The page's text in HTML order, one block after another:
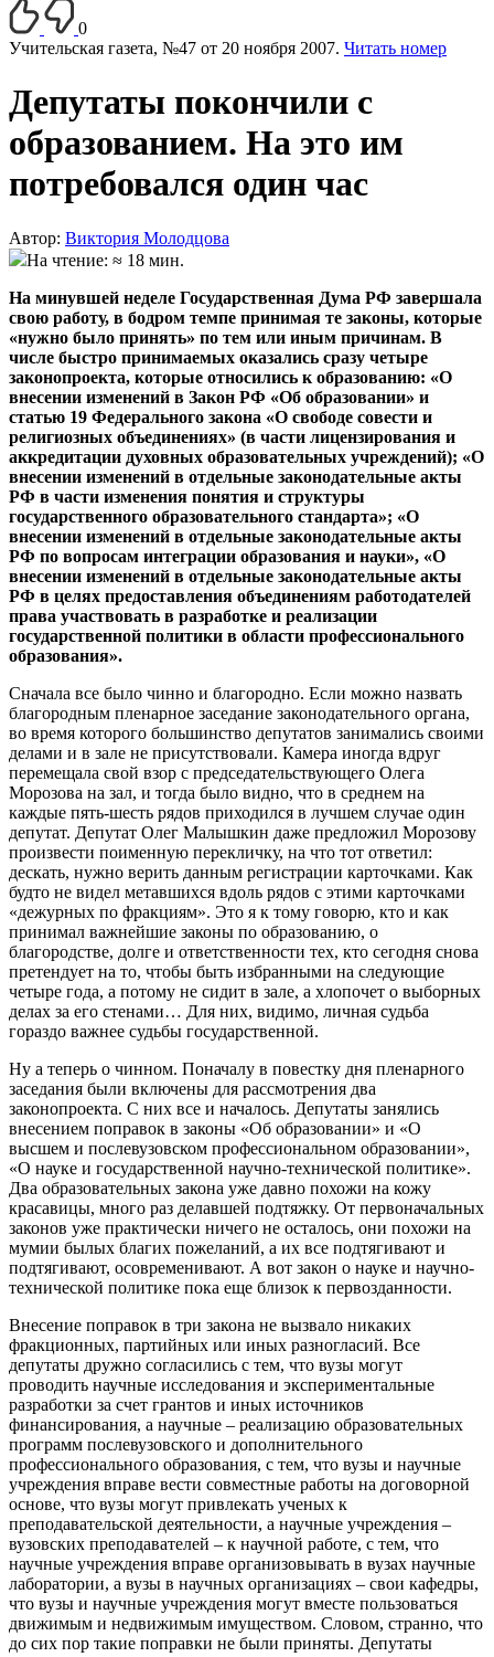
0
Учительская газета, №47 от 20 ноября 2007. Читать номер
Депутаты покончили с
образованием. На это им
потребовался один час
Автор: Виктория Молодцова
На чтение: ≈ 18 мин.
На минувшей неделе Государственная Дума РФ завершала
свою работу, в бодром темпе принимая те законы, которые
«нужно было принять» по тем или иным причинам. В
числе быстро принимаемых оказались сразу четыре
законопроекта, которые относились к образованию: «О
внесении изменений в Закон РФ «Об образовании» и
статью 19 Федерального закона «О свободе совести и
религиозных объединениях» (в части лицензирования и
аккредитации духовных образовательных учреждений); «О
внесении изменений в отдельные законодательные акты
РФ в части изменения понятия и структуры
государственного образовательного стандарта»; «О
внесении изменений в отдельные законодательные акты
РФ по вопросам интеграции образования и науки», «О
внесении изменений в отдельные законодательные акты
РФ в целях предоставления объединениям работодателей
права участвовать в разработке и реализации
государственной политики в области профессионального
образования».
Сначала все было чинно и благородно. Если можно назвать
благородным пленарное заседание законодательного органа,
во время которого большинство депутатов занимались своими
делами и в зале не присутствовали. Камера иногда вдруг
перемещала свой взор с председательствующего Олега
Морозова на зал, и тогда было видно, что в среднем на
каждые пять-шесть рядов приходился в лучшем случае один
депутат. Депутат Олег Малышкин даже предложил Морозову
произвести поименную перекличку, на что тот ответил:
дескать, нужно верить данным регистрации карточками. Как
будто не видел метавшихся вдоль рядов с этими карточками
«дежурных по фракциям». Это я к тому говорю, кто и как
принимал важнейшие законы по образованию, о
благородстве, долге и ответственности тех, кто сегодня снова
претендует на то, чтобы быть избранными на следующие
четыре года, а потому не сидит в зале, а хлопочет о выборных
делах за его стенами… Для них, видимо, личная судьба
гораздо важнее судьбы государственной.
Ну а теперь о чинном. Поначалу в повестку дня пленарного
заседания были включены для рассмотрения два
законопроекта. С них все и началось. Депутаты занялись
внесением поправок в законы «Об образовании» и «О
высшем и послевузовском профессиональном образовании»,
«О науке и государственной научно-технической политике».
Два образовательных закона уже давно похожи на кожу
красавицы, много раз делавшей подтяжку. От первоначальных
законов уже практически ничего не осталось, они похожи на
мумии былых благих пожеланий, а их все подтягивают и
подтягивают, осовременивают. А вот закон о науке и научно-
технической политике пока еще близок к первозданности.
Внесение поправок в три закона не вызвало никаких
фракционных, партийных или иных разногласий. Все
депутаты дружно согласились с тем, что вузы могут
проводить научные исследования и экспериментальные
разработки за счет грантов и иных источников
финансирования, а научные – реализацию образовательных
программ послевузовского и дополнительного
профессионального образования, с тем, что вузы и научные
учреждения вправе вести совместные работы на договорной
основе, что вузы могут привлекать ученых к
преподавательской деятельности, а научные учреждения –
вузовских преподавателей – к научной работе, с тем, что
научные учреждения вправе организовывать в вузах научные
лаборатории, а вузы в научных организациях – свои кафедры,
что вузы и научные учреждения могут вместе пользоваться
движимым и недвижимым имуществом. Словом, странно, что
до сих пор такие поправки не были приняты. Депутаты